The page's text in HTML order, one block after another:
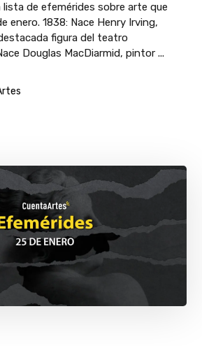
de efemérides sobre arte que
enero. 1838: Nace Henry Irving,
figura del teatro
Douglas MacDiarmid, pintor ...